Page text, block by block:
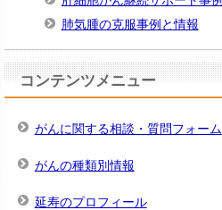
肺気腫の克服事例と情報
コンテンツメニュー
がんに関する相談・質問フォーム
がんの種類別情報
延寿のプロフィール